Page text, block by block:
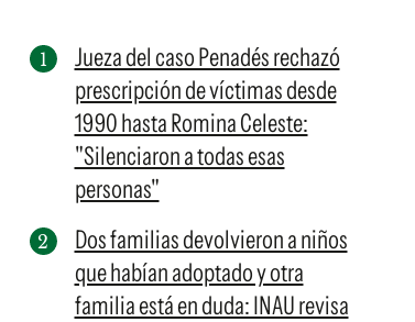
Suscribite x US$ 3,45
Jueza del caso Penadés rechazó
prescripción de víctimas desde
1990 hasta Romina Celeste:
"Silenciaron a todas esas
personas"
Dos familias devolvieron a niños
que habían adoptado y otra
familia está en duda: INAU revisa